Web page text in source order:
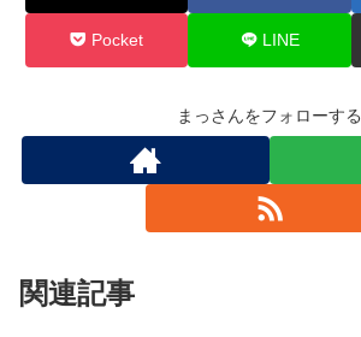
Pocket LINE
まっさんをフォローする
関連記事